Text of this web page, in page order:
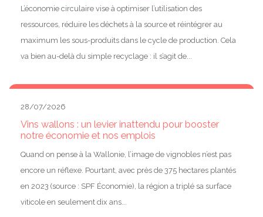
L’économie circulaire vise à optimiser l’utilisation des
ressources, réduire les déchets à la source et réintégrer au
maximum les sous-produits dans le cycle de production. Cela
va bien au-delà du simple recyclage : il s’agit de...
28/07/2026
Vins wallons : un levier inattendu pour booster
notre économie et nos emplois
Quand on pense à la Wallonie, l’image de vignobles n’est pas
encore un réflexe. Pourtant, avec près de 375 hectares plantés
en 2023 (source : SPF Économie), la région a triplé sa surface
viticole en seulement dix ans...